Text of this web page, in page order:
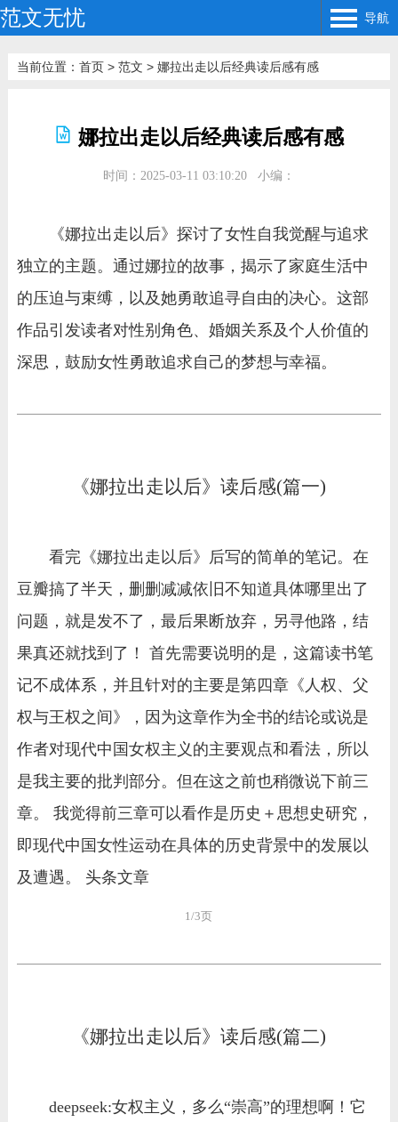
范文无忧 导航
当前位置： 首页> 范文 > 娜拉出走以后经典读后感有感
娜拉出走以后经典读后感有感
时间：2025-03-11 03:10:20 小编：
《娜拉出走以后》探讨了女性自我觉醒与追求
独立的主题。通过娜拉的故事，揭示了家庭生活中
的压迫与束缚，以及她勇敢追寻自由的决心。这部
作品引发读者对性别角色、婚姻关系及个人价值的
深思，鼓励女性勇敢追求自己的梦想与幸福。
《娜拉出走以后》读后感(篇一)
看完《娜拉出走以后》后写的简单的笔记。在
豆瓣搞了半天，删删减减依旧不知道具体哪里出了
问题，就是发不了，最后果断放弃，另寻他路，结
果真还就找到了！ 首先需要说明的是，这篇读书笔
记不成体系，并且针对的主要是第四章《人权、父
权与王权之间》，因为这章作为全书的结论或说是
作者对现代中国女权主义的主要观点和看法，所以
是我主要的批判部分。但在这之前也稍微说下前三
章。 我觉得前三章可以看作是历史＋思想史研究，
即现代中国女性运动在具体的历史背景中的发展以
及遭遇。 头条文章
1/3页
《娜拉出走以后》读后感(篇二)
deepseek:女权主义，多么“崇高”的理想啊！它